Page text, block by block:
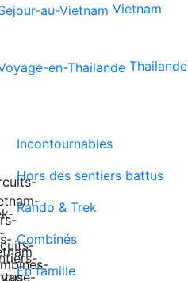
Vietnam
Thailande
Incontournables
Hors des sentiers battus
Rando & Trek
Combinés
En famille